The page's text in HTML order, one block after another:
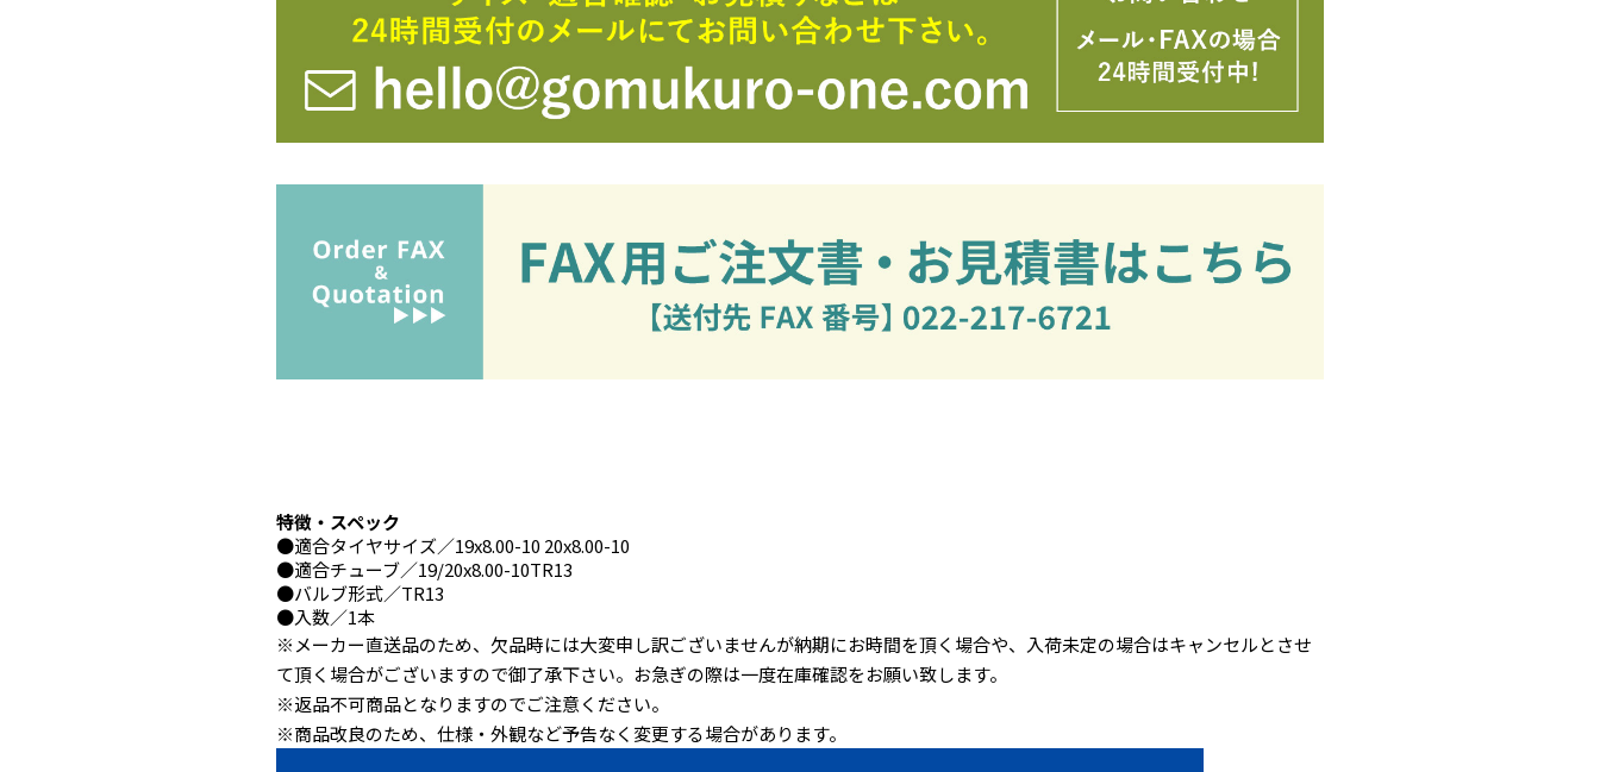
特徴・スペック
●適合タイヤサイズ／19x8.00-10 20x8.00-10
●適合チューブ／19/20x8.00-10TR13
●バルブ形式／TR13
●入数／1本
※メーカー直送品のため、欠品時には大変申し訳ございませんが納期にお時間を頂く場合や、入荷未定の場合はキャンセルとさせ
て頂く場合がございますので御了承下さい。お急ぎの際は一度在庫確認をお願い致します。
※返品不可商品となりますのでご注意ください。
※商品改良のため、仕様・外観など予告なく変更する場合があります。